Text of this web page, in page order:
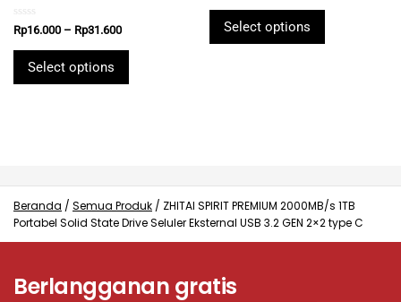
Rated
out
Rp16.000 – Rp31.600Price
Select options
This
options
may
be
chosen
the
out
was:
Rp380.000.
Select options
This
be
chosen
on
Beranda / Semua Produk / ZHITAI SPIRIT PREMIUM 2000MB/s 1TB
Portabel Solid State Drive Seluler Eksternal USB 3.2 GEN 2×2 type C
Berlangganan gratis